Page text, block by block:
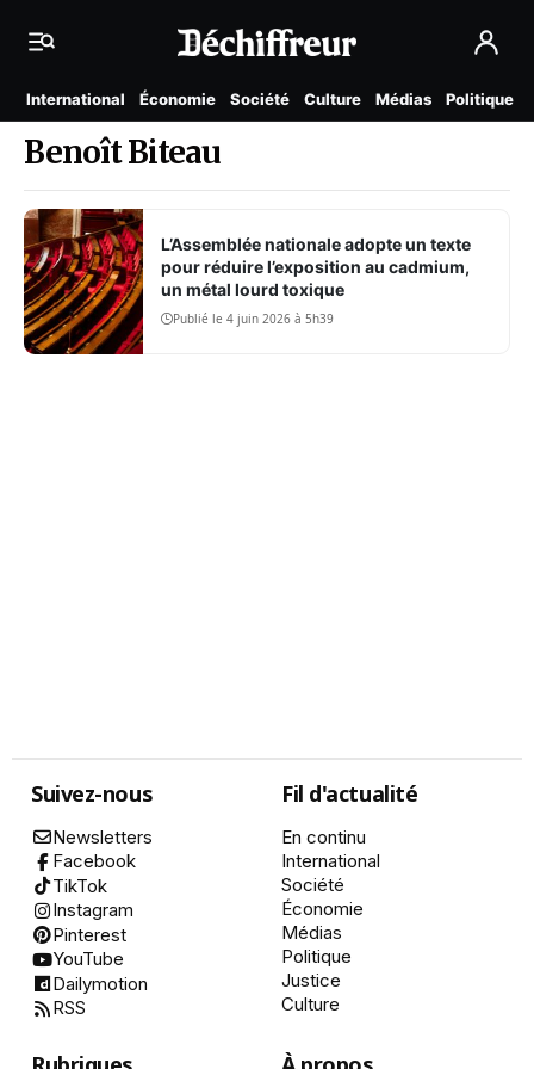
International Économie Société Culture Médias Politique
Benoît Biteau
L’Assemblée nationale adopte un texte
pour réduire l’exposition au cadmium,
un métal lourd toxique
Publié le 4 juin 2026 à 5h39
Suivez-nous
Newsletters
Facebook
TikTok
Instagram
Pinterest
YouTube
Dailymotion
RSS
Fil d'actualité
En continu
International
Société
Économie
Médias
Politique
Justice
Culture